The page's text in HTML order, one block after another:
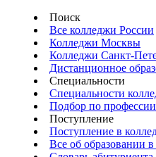
Поиск
Все колледжи России
Колледжи Москвы
Колледжи Санкт-
Дистанционное
Специальности
Специальности
Подбор по профессии
Поступление
Поступление в
Все об образовании